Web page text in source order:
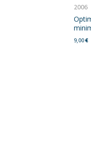
2006
9,00€